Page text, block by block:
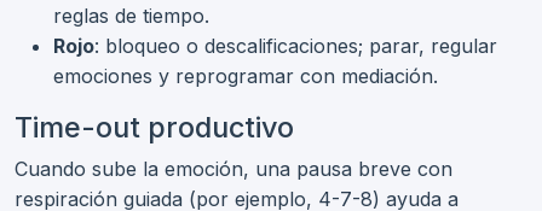
reglas de tiempo.
Rojo: bloqueo o descalificaciones; parar, regular
emociones y reprogramar con mediación.
Time-out productivo
Cuando sube la emoción, una pausa breve con
respiración guiada (por ejemplo, 4-7-8) ayuda a